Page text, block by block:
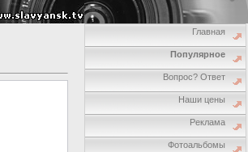
Главная
Популярное
Вопрос? Ответ
Наши цены
Реклама
Фотоальбомы